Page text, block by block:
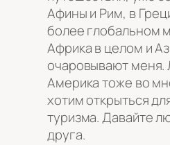
Афины и Рим, в
более глобальном
Африка в целом и
очаровывают меня.
Америка тоже во
хотим открыться
туризма. Давайте
друга.